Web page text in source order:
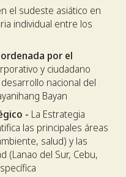
el sudeste asiático en
individual entre los
por el
y ciudadano
nacional del
Bayan
- La Estrategia
las principales áreas
salud) y las
(Lanao del Sur, Cebu,